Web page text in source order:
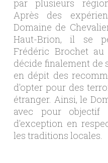
par plusieurs
Après des
Domaine de
Haut-Brion, il se
Frédéric Brochet
décide finalement de
en dépit des
d'opter pour des
étranger. Ainsi, le
avec pour
d'exception en
les traditions locales.